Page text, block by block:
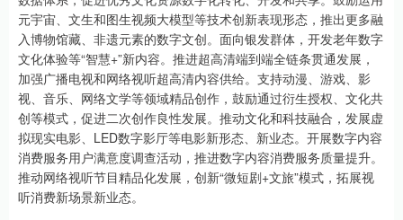
元宇宙、文生和图生视频大模型等技术创新表现形态，推出更多融
入博物馆藏、非遗元素的数字文创。面向银发群体，开发老年数字
文化体验等“智慧+”新内容。推进超高清端到端全链条贯通发展，
加强广播电视和网络视听超高清内容供给。支持动漫、游戏、影
视、音乐、网络文学等领域精品创作，鼓励通过衍生授权、文化共
创等模式，促进二次创作良性发展。推动文化和科技融合，发展虚
拟现实电影、LED数字影厅等电影新形态、新业态。开展数字内容
消费服务用户满意度调查活动，推进数字内容消费服务质量提升。
推动网络视听节目精品化发展，创新“微短剧+文旅”模式，拓展视
听消费新场景新业态。